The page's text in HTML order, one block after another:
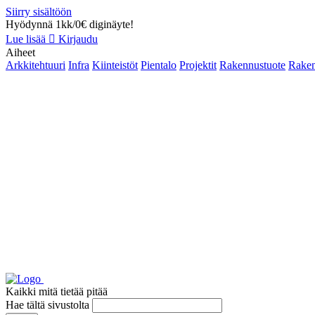
Siirry sisältöön
Hyödynnä 1kk/0€ diginäyte!
Lue lisää
Kirjaudu
Aiheet
Arkkitehtuuri Infra Kiinteistöt Pientalo Projektit Rakennustuote
Kaikki mitä tietää pitää
Hae tältä sivustolta